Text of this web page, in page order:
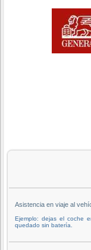
Asistencia en viaje al
Ejemplo: dejas el coche
quedado sin batería.